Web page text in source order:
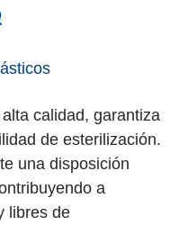
calidad, garantiza
de esterilización.
una disposición
a
libres de